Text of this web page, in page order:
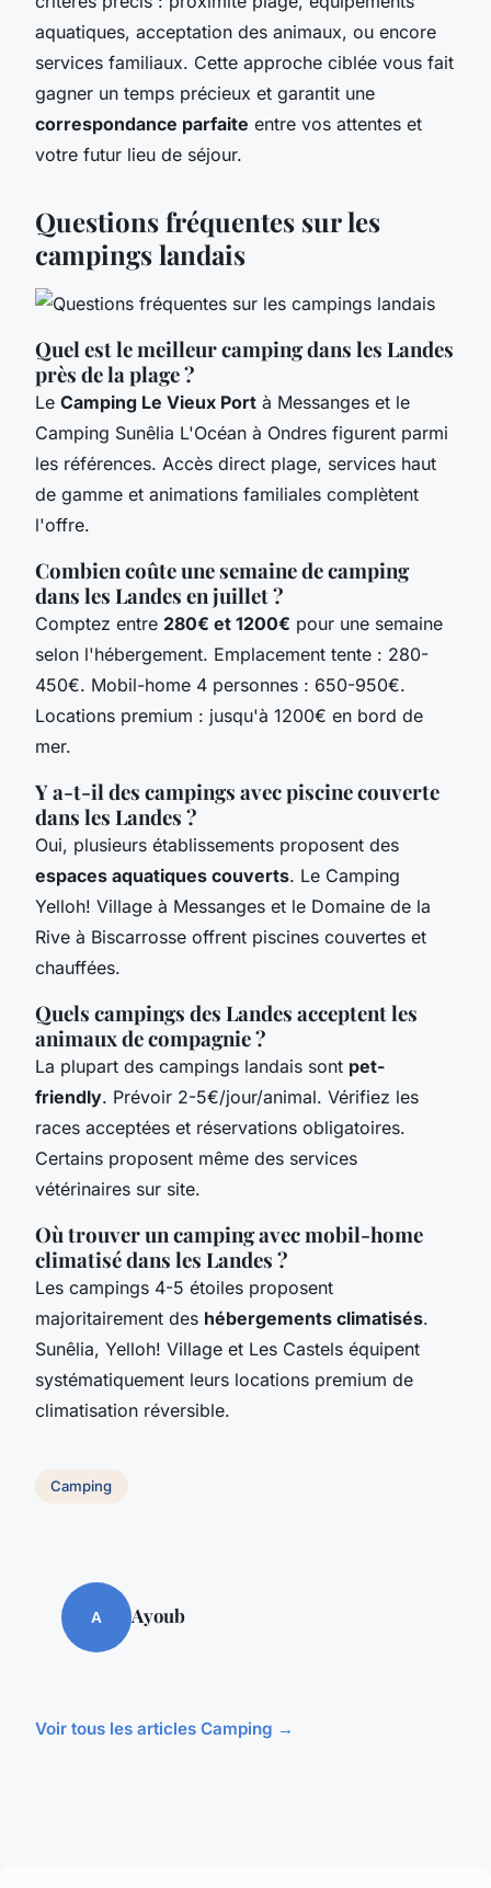
aquatiques, acceptation des animaux, ou encore
services familiaux. Cette approche ciblée vous fait
gagner un temps précieux et garantit une
correspondance parfaite entre vos attentes et
votre futur lieu de séjour.
Questions fréquentes sur les
campings landais
Quel est le meilleur camping dans les Landes
près de la plage ?
Le Camping Le Vieux Port à Messanges et le
Camping Sunêlia L'Océan à Ondres figurent parmi
les références. Accès direct plage, services haut
de gamme et animations familiales complètent
l'offre.
Combien coûte une semaine de camping
dans les Landes en juillet ?
Comptez entre 280€ et 1200€ pour une semaine
selon l'hébergement. Emplacement tente : 280-
450€. Mobil-home 4 personnes : 650-950€.
Locations premium : jusqu'à 1200€ en bord de
mer.
Y a-t-il des campings avec piscine couverte
dans les Landes ?
Oui, plusieurs établissements proposent des
espaces aquatiques couverts. Le Camping
Yelloh! Village à Messanges et le Domaine de la
Rive à Biscarrosse offrent piscines couvertes et
chauffées.
Quels campings des Landes acceptent les
animaux de compagnie ?
La plupart des campings landais sont pet-
friendly. Prévoir 2-5€/jour/animal. Vérifiez les
races acceptées et réservations obligatoires.
Certains proposent même des services
vétérinaires sur site.
Où trouver un camping avec mobil-home
climatisé dans les Landes ?
Les campings 4-5 étoiles proposent
majoritairement des hébergements climatisés.
Sunêlia, Yelloh! Village et Les Castels équipent
systématiquement leurs locations premium de
climatisation réversible.
Camping
A Ayoub
Voir tous les articles Camping →